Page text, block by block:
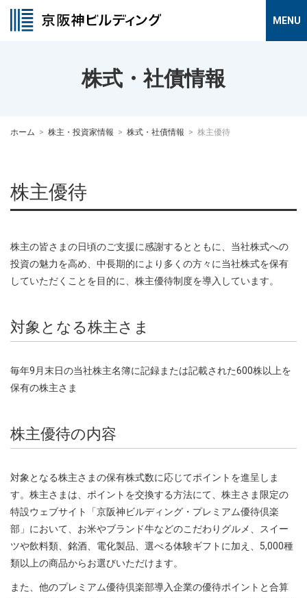
株式・社債情報
ホーム 株主・投資家情報 株式・社債情報 株主優待
株主優待
株主の皆さまの日頃のご支援に感謝するとともに、当社株式への
投資の魅力を高め、中長期的により多くの方々に当社株式を保有
していただくことを目的に、株主優待制度を導入しています。
対象となる株主さま
毎年9月末日の当社株主名簿に記録または記載された600株以上を
保有の株主さま
株主優待の内容
対象となる株主さまの保有株式数に応じてポイントを進呈しま
す。株主さまは、ポイントを交換する方法にて、株主さま限定の
特設ウェブサイト「京阪神ビルディング・プレミアム優待倶楽
部」において、お米やブランド牛などのこだわりグルメ、スイー
ツや飲料類、銘酒、電化製品、選べる体験ギフトに加え、5,000種
類以上の商品からお選びいただけます。
また、他のプレミアム優待倶楽部導入企業の優待ポイントと合算